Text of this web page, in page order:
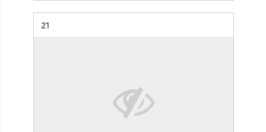
Résultat n°
21